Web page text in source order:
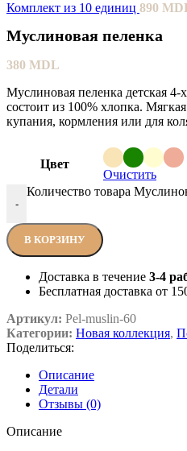
Комплект из 10 единиц 890
Муслиновая пеленка
380 MDL
Муслиновая пеленка детская 4-
состоит из 100% хлопка.
купания, кормления или для
Цвет
Очистить
-
Количество товара
В КОРЗИНУ
Доставка в течение 3-4
Бесплатная доставка от
Артикул: Pel-muslin-60
Категории: Новая коллекция,
Поделиться:
Описание
Детали
Отзывы (0)
Описание